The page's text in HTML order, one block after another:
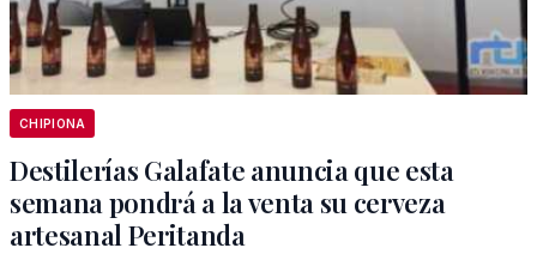
CHIPIONA
Destilerías Galafate anuncia que esta
semana pondrá a la venta su cerveza
artesanal Peritanda